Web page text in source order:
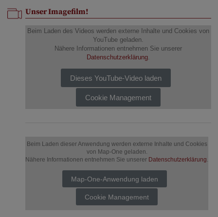
Unser Imagefilm!
Beim Laden des Videos werden externe Inhalte und Cookies von
YouTube geladen.
Nähere Informationen entnehmen Sie unserer
Datenschutzerklärung
Dieses YouTube-Video laden
Cookie Management
Beim Laden dieser Anwendung werden externe Inhalte und Cookies
von Map-One geladen.
Nähere Informationen entnehmen Sie unserer Datenschutzerklärung.
Map-One-Anwendung laden
Cookie Management